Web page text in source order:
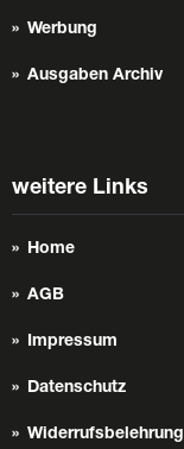
Werbung
Ausgaben Archiv
weitere Links
Home
AGB
Impressum
Datenschutz
Widerrufsbelehrung